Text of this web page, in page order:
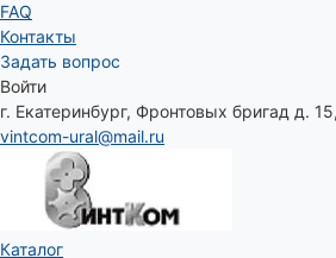
FAQ
Контакты
Задать вопрос
Войти
г. Екатеринбург, Фронтовых бригад д.
vintcom-ural@mail.ru
Каталог